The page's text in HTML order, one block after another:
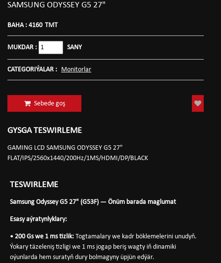
SAMSUNG ODYSSEY G5 27"
BAHA : 4160 TMT
MUKDAR : SANY
CATEGORIÝALAR : Monitorlar
Sebede goş
GYSGA TESWIRLEME
GAMING LCD SAMSUNG ODYSSEY G5 27"
FLAT/IPS/2560x1440/200Hz/1MS/HDMI/DP/BLACK
TESWIRLEME
Samsung Odyssey G5 27" (G53F) — Önüm barada maglumat
Esasy aýratynlyklary:
• 200 Gs we 1 ms tizlik: Togtamalary we kadr böklemelerini unudyň.
Ýokary täzeleniş tizligi we 1 ms jogap beriş wagty iň dinamiki
oýunlarda hem suratyň dury bolmagyny üpjün edýär.